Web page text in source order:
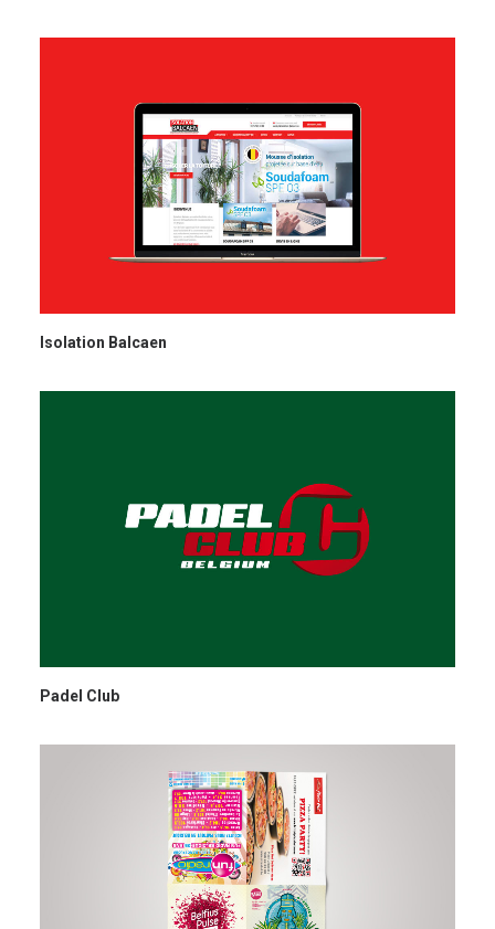
Isolation Balcaen
Padel Club